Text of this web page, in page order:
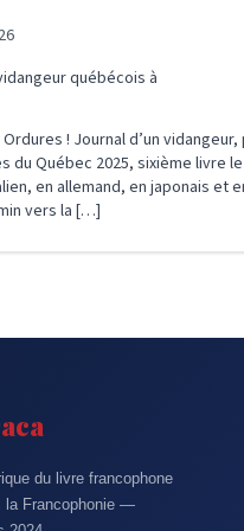
! Journal d’un vidangeur,
du Québec 2025, sixième livre
en allemand, en japonais et
vers la […]
aca
du livre francophone
la Francophonie —